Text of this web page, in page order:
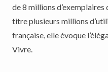
de 8 millions d’exemplaires
titre plusieurs millions
française, elle évoque
Vivre.